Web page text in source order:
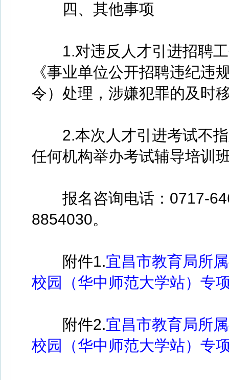
四、其他事项
1.对违反人才引进招聘工
《事业单位公开招聘违纪违
令）处理，涉嫌犯罪的及时
2.本次人才引进考试不指
任何机构举办考试辅导培训
报名咨询电话：0717-
8854030。
附件1.宜昌市教育局所
校园（华中师范大学站）专
附件2.宜昌市教育局所
校园（华中师范大学站）专